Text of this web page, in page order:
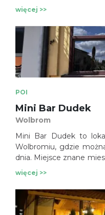
alternatywę dla
inspirowane kuchnią
więcej >>
POI
Mini Bar Dudek
Wolbrom
Mini Bar Dudek to
Wolbromiu, gdzie
dnia. Miejsce znane
dla osób szukających
w okolicy.
więcej >>